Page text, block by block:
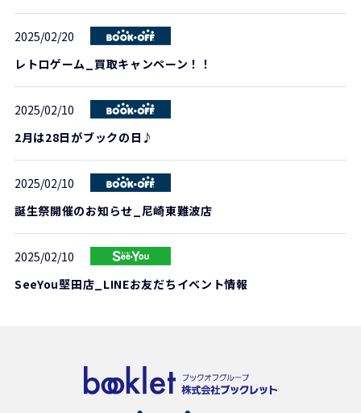
2025/02/20
レトロゲーム_買取キャンペーン！！
2025/02/10
2月は28日がブックの日♪
2025/02/10
誕生祭開催のお知らせ_尼崎東難波店
2025/02/10
SeeYou堅田店_LINEお友だちイベント情報